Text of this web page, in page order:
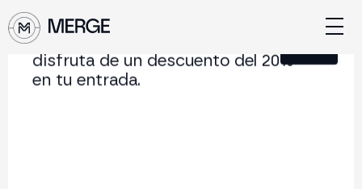
Únete a nuestra Newsletter y
disfruta de un descuento del 20%
en tu entrada.